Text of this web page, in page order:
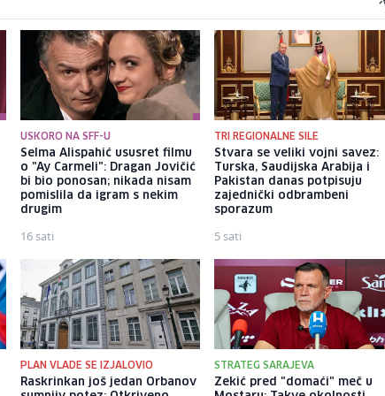
USKORO NA SFF-U
Selma Alispahić ususret filmu
o "Ay Carmeli": Dragan Jovičić
bi bio ponosan; nikada nisam
pomislila da igram s nekim
drugim
16 sati
TRI REGIONALNE SILE
Stvara se veliki vojni savez:
Turska, Saudijska Arabija i
Pakistan danas potpisuju
zajednički odbrambeni
sporazum
5 sati
PLAN VLADE SE IZJALOVIO
Raskrinkan još jedan Orbanov
STRATEG SARAJEVA
Zekić pred "domaći" meč u